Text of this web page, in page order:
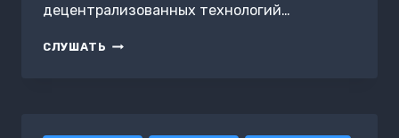
децентрализованных технологий…
СЛУШАТЬ ПУТЕВОДИТЕЛЬ